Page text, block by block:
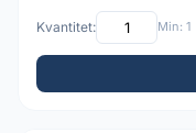
Kvantitet: Min: 1